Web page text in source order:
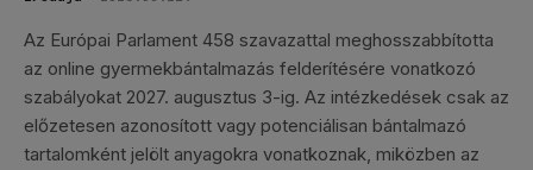
Az Európai Parlament 458 szavazattal meghosszabbította
az online gyermekbántalmazás felderítésére vonatkozó
szabályokat 2027. augusztus 3-ig. Az intézkedések csak az
előzetesen azonosított vagy potenciálisan bántalmazó
tartalomként jelölt anyagokra vonatkoznak, miközben az